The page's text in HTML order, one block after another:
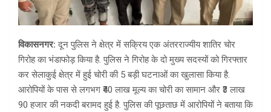
विकासनगर:दून पुलिस ने क्षेत्र में सक्रिय एक अंतरराज्यीय शातिर चोर
गिरोह का भंडाफोड़ किया है. पुलिस ने गिरोह के दो मुख्य सदस्यों को गिरफ्तार
कर सेलाकुई क्षेत्र में हुई चोरी की 5 बड़ी घटनाओं का खुलासा किया है.
आरोपियों के पास से लगभग ₹40 लाख मूल्य का चोरी का सामान और ₹3 लाख
90 हजार की नकदी बरामद हुई है. पुलिस की ​पूछताछ में आरोपियों ने बताया कि